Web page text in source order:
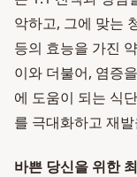
악하고, 그에 맞는
등의 효능을 가진
이와 더불어, 염증
에 도움이 되는 식
를 극대화하고 재
바쁜 당신을 위한